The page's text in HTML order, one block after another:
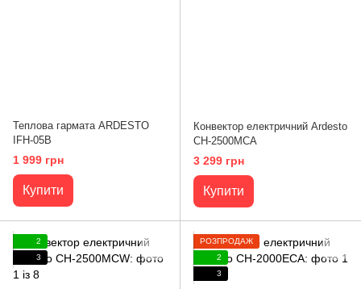
Теплова гармата ARDESTO
IFH-05B
1 999 грн
Купити
Конвектор електричний Ardesto
CH-2500MCA
3 299 грн
Купити
2
3
РОЗПРОДАЖ
2
3